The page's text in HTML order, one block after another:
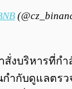
งบริหารที่กำ
กำกับดูแลตร